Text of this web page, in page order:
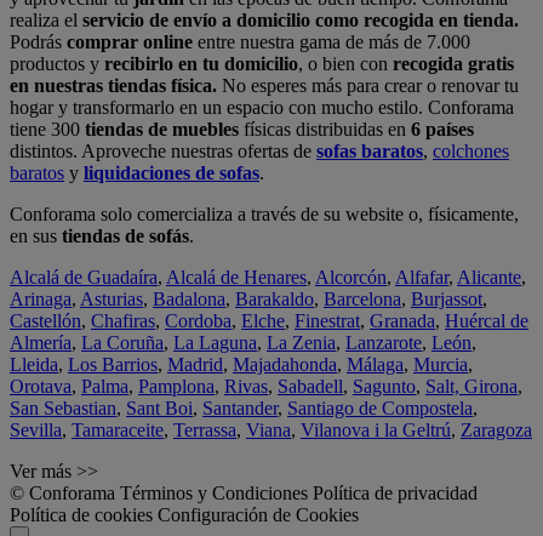
realiza el servicio de envío a domicilio como recogida en tienda.
Podrás comprar online entre nuestra gama de más de 7.000
productos y recibirlo en tu domicilio, o bien con recogida gratis
en nuestras tiendas física. No esperes más para crear o renovar tu
hogar y transformarlo en un espacio con mucho estilo. Conforama
tiene 300 tiendas de muebles físicas distribuidas en 6 países
distintos. Aproveche nuestras ofertas de sofas baratos, colchones
baratos y liquidaciones de sofas.
Conforama solo comercializa a través de su website o, físicamente,
en sus tiendas de sofás.
Alcalá de Guadaíra, Alcalá de Henares, Alcorcón, Alfafar, Alicante,
Arinaga, Asturias, Badalona, Barakaldo, Barcelona, Burjassot,
Castellón, Chafiras, Cordoba, Elche, Finestrat, Granada, Huércal de
Almería, La Coruña, La Laguna, La Zenia, Lanzarote, León,
Lleida, Los Barrios, Madrid, Majadahonda, Málaga, Murcia,
Orotava, Palma, Pamplona, Rivas, Sabadell, Sagunto, Salt, Girona,
San Sebastian, Sant Boi, Santander, Santiago de Compostela,
Sevilla, Tamaraceite, Terrassa, Viana, Vilanova i la Geltrú, Zaragoza
Ver más >>
© Conforama Términos y Condiciones Política de privacidad
Política de cookies Configuración de Cookies